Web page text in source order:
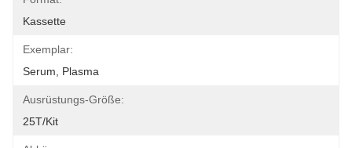
Kassette
Exemplar:
Serum, Plasma
Ausrüstungs-Größe:
25T/Kit